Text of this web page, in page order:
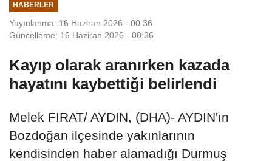
HABERLER
Yayınlanma: 16 Haziran 2026 - 00:36
Güncelleme: 16 Haziran 2026 - 00:36
Kayıp olarak aranırken kazada
hayatını kaybettiği belirlendi
Melek FIRAT/ AYDIN, (DHA)- AYDIN'ın
Bozdoğan ilçesinde yakınlarının
kendisinden haber alamadığı Durmuş